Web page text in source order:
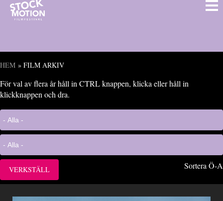
Du är här
HEM » FILM ARKIV
För val av flera år håll in CTRL knappen, klicka eller håll in
klickknappen och dra.
Sortera Ö-A